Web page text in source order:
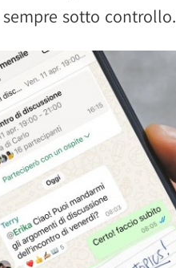
sotto controllo.